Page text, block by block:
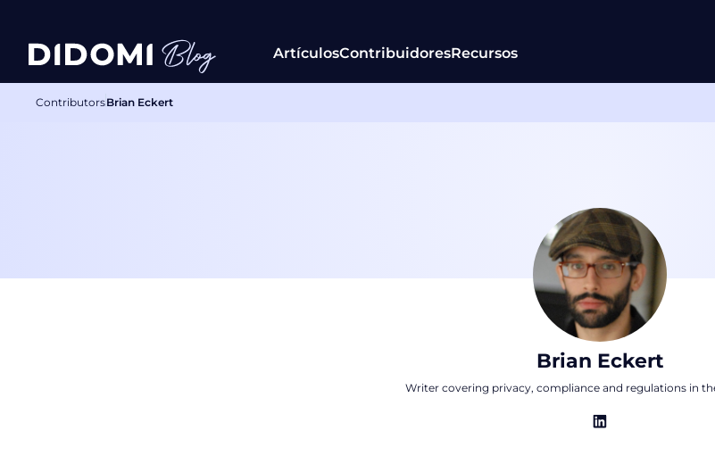
ArtículosContribuidoresRecursos
ContributorsBrian Eckert
Brian Eckert
Writer covering privacy, compliance and regulations in